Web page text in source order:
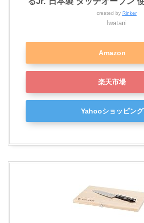
created by Rinker
Iwatani
Amazon
楽天市場
Yahooショッピング